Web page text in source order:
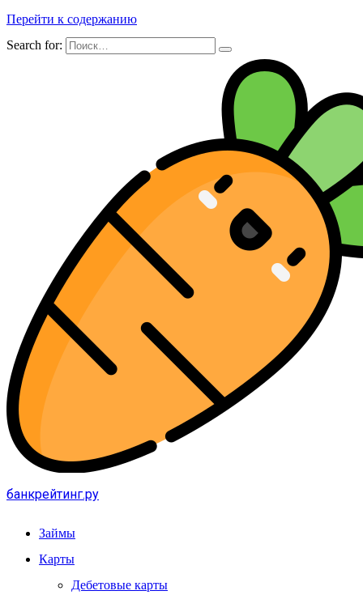
Перейти к содержанию
Search for:
банкрейтинг.ру
Займы
Карты
Дебетовые карты